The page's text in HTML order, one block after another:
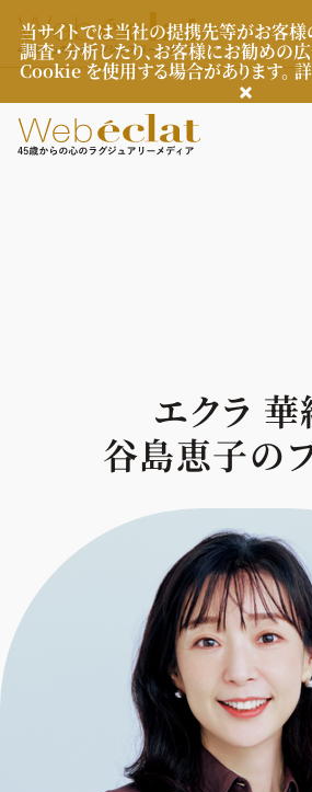
当サイトでは当社の提携先等がお客
調査・分析したり、お客様にお勧めの
Cookie を使用する場合があります。
50代なに着てる？
ファッション特集
50代ベストコスメ
ヘルスケアTOPICS
ストレッチ・エクササイズ
ダイエット
50代健康のお悩み
ライフスタイル
住まい
旅行＆グルメ
50代のお悩み
エクラ 華組メンバー一覧
エクラ 華組ランキング
チームJマダム
チームJマダムメンバー一覧
チームJマダムランキング
チームJマダム特集
編集長コラム
あら、素敵☆ 手帖
占い
イヴルルド遙華の12星座占い
スペシャル占い
試し読み
エクラ 華
谷島恵子の